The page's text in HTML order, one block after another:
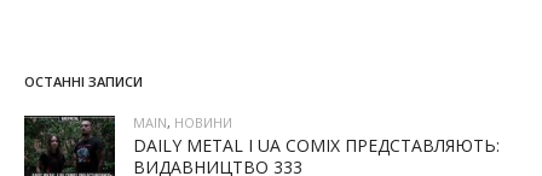
ОСТАННІ ЗАПИСИ
MAIN, НОВИНИ
DAILY METAL І UA COMIX ПРЕДСТАВЛЯЮТЬ:
ВИДАВНИЦТВО 333